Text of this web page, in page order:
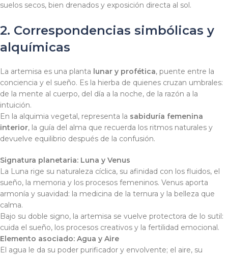
suelos secos, bien drenados y exposición directa al sol.
2. Correspondencias simbólicas y
alquímicas
La artemisa es una planta lunar y profética, puente entre la
conciencia y el sueño. Es la hierba de quienes cruzan umbrales:
de la mente al cuerpo, del día a la noche, de la razón a la
intuición.
En la alquimia vegetal, representa la sabiduría femenina
interior, la guía del alma que recuerda los ritmos naturales y
devuelve equilibrio después de la confusión.
Signatura planetaria: Luna y Venus
La Luna rige su naturaleza cíclica, su afinidad con los fluidos, el
sueño, la memoria y los procesos femeninos. Venus aporta
armonía y suavidad: la medicina de la ternura y la belleza que
calma.
Bajo su doble signo, la artemisa se vuelve protectora de lo sutil:
cuida el sueño, los procesos creativos y la fertilidad emocional.
Elemento asociado: Agua y Aire
El agua le da su poder purificador y envolvente; el aire, su